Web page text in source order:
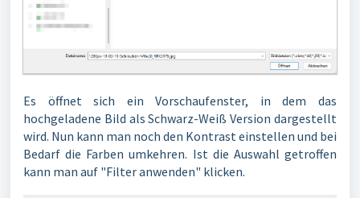
Es öffnet sich ein Vorschaufenster, in dem das
hochgeladene Bild als Schwarz-Weiß Version dargestellt
wird. Nun kann man noch den Kontrast einstellen und bei
Bedarf die Farben umkehren. Ist die Auswahl getroffen
kann man auf "Filter anwenden" klicken.